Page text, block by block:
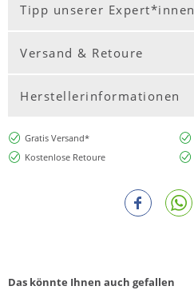
Tipp unserer Expert*innen
Versand & Retoure
Herstellerinformationen
Gratis Versand*
Kostenlose Retoure
Das könnte Ihnen auch gefallen